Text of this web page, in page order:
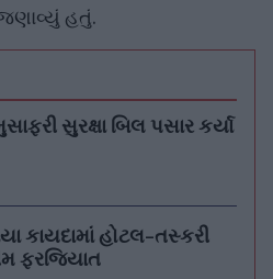
હતું.
સુરક્ષા બિલ પસાર કર્યા
કાયદામાં હોટલ-તસ્કરી
ફરજિયાત